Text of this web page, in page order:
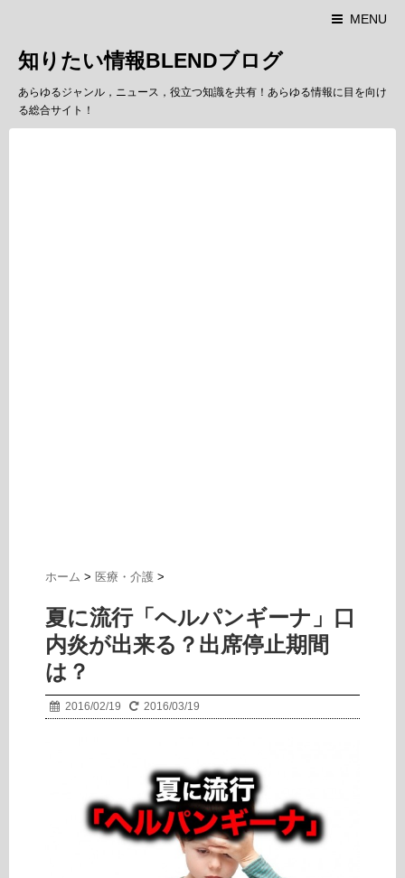
MENU
知りたい情報BLENDブログ
あらゆるジャンル，ニュース，役立つ知識を共有！あらゆる情報に目を向け
る総合サイト！
ホーム > 医療・介護 >
夏に流行「ヘルパンギーナ」口
内炎が出来る？出席停止期間
は？
2016/02/19 2016/03/19